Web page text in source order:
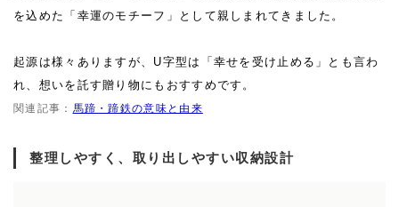
を込めた「幸運のモチーフ」として親しまれてきました。
起源は様々ありますが、U字型は「幸せを受け止める」とも言わ
れ、想いを託す贈り物にもおすすめです。
関連記事： 馬蹄・蹄鉄の意味と由来
整理しやすく、取り出しやすい収納設計